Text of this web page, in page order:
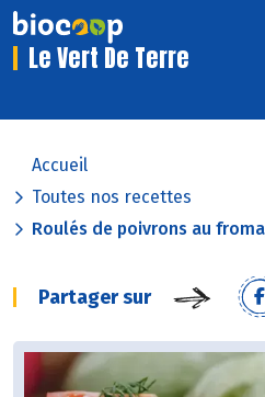
Le Vert De Terre
Accueil
Toutes nos recettes
Roulés de poivrons au
Partager sur